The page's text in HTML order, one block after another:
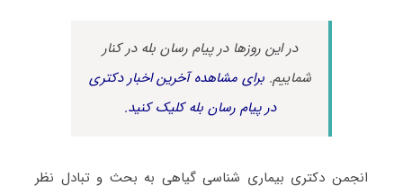
در این روزها در پیام رسان بله در کنار
شماییم.برای مشاهده آخرین اخبار دکتری
در پیام رسان بله کلیک کنید.
انجمن دکتری بیماری شناسی گیاهی به بحث و تبادل نظر